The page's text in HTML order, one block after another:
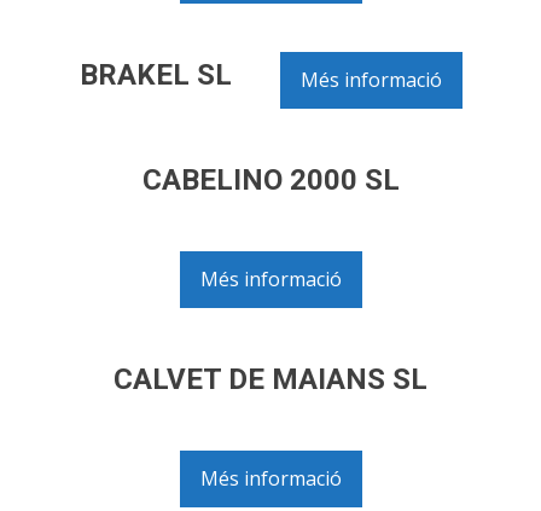
BRAKEL SL Més informació
CABELINO 2000 SL
Més informació
CALVET DE MAIANS SL
Més informació